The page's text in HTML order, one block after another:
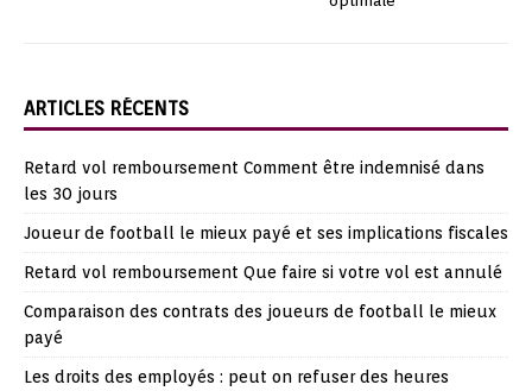
ARTICLES RÉCENTS
Retard vol remboursement Comment être indemnisé dans
les 30 jours
Joueur de football le mieux payé et ses implications fiscales
Retard vol remboursement Que faire si votre vol est annulé
Comparaison des contrats des joueurs de football le mieux
payé
Les droits des employés : peut on refuser des heures